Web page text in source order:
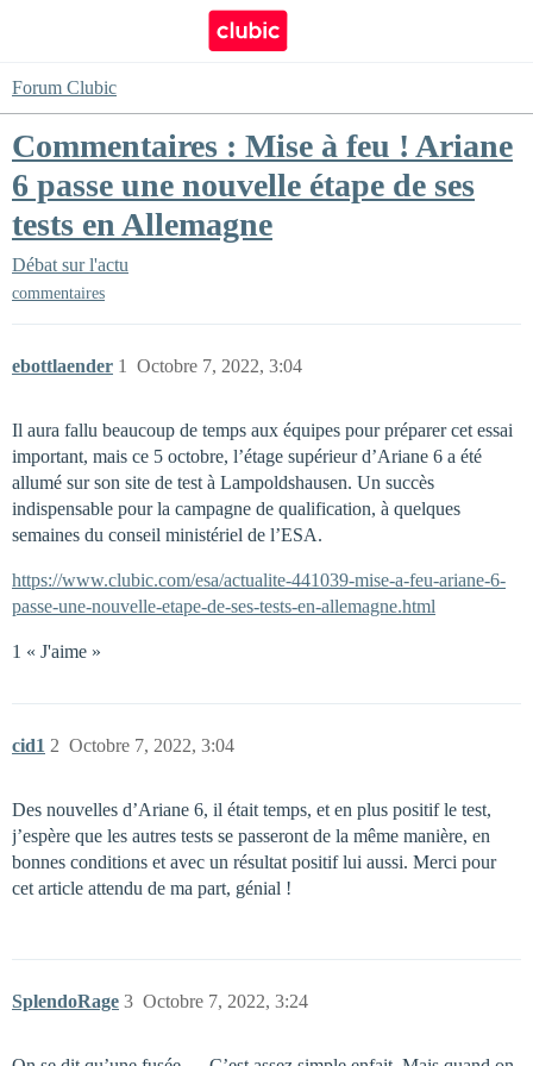
Forum Clubic
Commentaires : Mise à feu ! Ariane
6 passe une nouvelle étape de ses
tests en Allemagne
Débat sur l'actu
commentaires
ebottlaender Octobre 7, 2022, 3:04
1
Il aura fallu beaucoup de temps aux équipes pour préparer cet essai
important, mais ce 5 octobre, l’étage supérieur d’Ariane 6 a été
allumé sur son site de test à Lampoldshausen. Un succès
indispensable pour la campagne de qualification, à quelques
semaines du conseil ministériel de l’ESA.
https://www.clubic.com/esa/actualite-441039-mise-a-feu-ariane-6-
passe-une-nouvelle-etape-de-ses-tests-en-allemagne.html
1 « J'aime »
cid1 Octobre 7, 2022, 3:04
2
Des nouvelles d’Ariane 6, il était temps, et en plus positif le test,
j’espère que les autres tests se passeront de la même manière, en
bonnes conditions et avec un résultat positif lui aussi. Merci pour
cet article attendu de ma part, génial !
SplendoRage Octobre 7, 2022, 3:24
3